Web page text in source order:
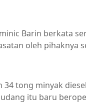
Barin berkata
oleh pihaknya
tong minyak
itu baru